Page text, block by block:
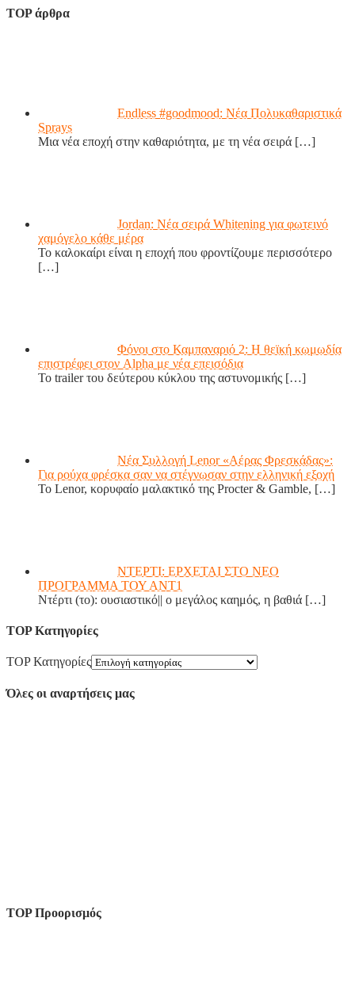
TOP άρθρα
Endless #goodmood: Νέα Πολυκαθαριστικά
Sprays
Μια νέα εποχή στην καθαριότητα, με τη νέα σειρά […]
Jordan: Νέα σειρά Whitening για φωτεινό
χαμόγελο κάθε μέρα
Το καλοκαίρι είναι η εποχή που φροντίζουμε περισσότερο
[…]
Φόνοι στο Καμπαναριό 2: Η θεϊκή κωμωδία
επιστρέφει στον Alpha με νέα επεισόδια
Το trailer του δεύτερου κύκλου της αστυνομικής […]
Νέα Συλλογή Lenor «Αέρας Φρεσκάδας»:
Για ρούχα φρέσκα σαν να στέγνωσαν στην ελληνική εξοχή
Το Lenor, κορυφαίο μαλακτικό της Procter & Gamble, […]
ΝΤΕΡΤΙ: ΕΡΧΕΤΑΙ ΣΤΟ ΝΕΟ
ΠΡΟΓΡΑΜΜΑ ΤΟΥ ΑΝΤ1
Ντέρτι (το): ουσιαστικό|| ο μεγάλος καημός, η βαθιά […]
TOP Κατηγορίες
TOP Κατηγορίες
Όλες οι αναρτήσεις μας
TOP Προορισμός